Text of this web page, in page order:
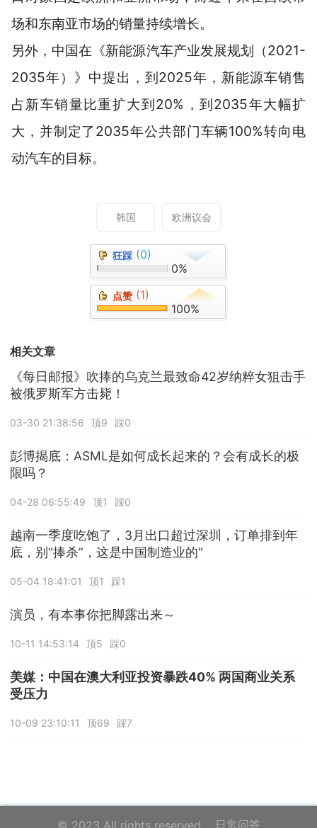
场和东南亚市场的销量持续增长。
另外，中国在《新能源汽车产业发展规划（2021-
2035年）》中提出，到2025年，新能源车销售
占新车销量比重扩大到20%，到2035年大幅扩
大，并制定了2035年公共部门车辆100%转向电
动汽车的目标。
韩国 欧洲议会
狂踩 (0)
0%
点赞 (1)
100%
相关文章
《每日邮报》吹捧的乌克兰最致命42岁纳粹女狙击手
被俄罗斯军方击毙！
03-30 21:38:56 顶9 踩0
彭博揭底：ASML是如何成长起来的？会有成长的极
限吗？
04-28 06:55:49 顶1 踩0
越南一季度吃饱了，3月出口超过深圳，订单排到年
底，别“捧杀”，这是中国制造业的“
05-04 18:41:01 顶1 踩1
演员，有本事你把脚露出来～
10-11 14:53:14 顶5 踩0
美媒：中国在澳大利亚投资暴跌40% 两国商业关系
受压力
10-09 23:10:11 顶69 踩7
© 2023 All rights reserved. 日常问答